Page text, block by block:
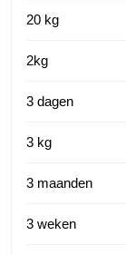
20 kg
2kg
3 dagen
3 kg
3 maanden
3 weken